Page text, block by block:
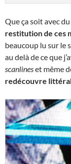
Que ça soit avec
restitution de ces
beaucoup lu sur le
au delà de ce que
scanlineset même
redécouvre